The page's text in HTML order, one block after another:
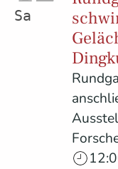
Samstag